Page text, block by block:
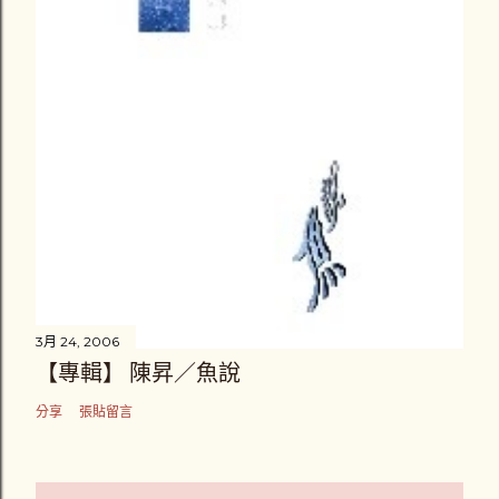
3月 24, 2006
【專輯】 陳昇／魚說
分享 張貼留言